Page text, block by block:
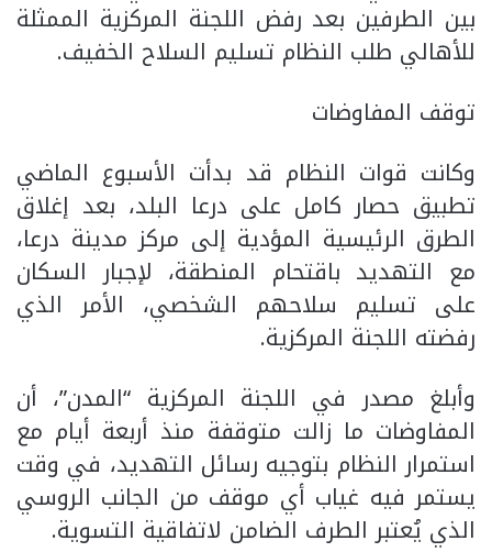
بين الطرفين بعد رفض اللجنة المركزية الممثلة
للأهالي طلب النظام تسليم السلاح الخفيف.
توقف المفاوضات
وكانت قوات النظام قد بدأت الأسبوع الماضي
تطبيق حصار كامل على درعا البلد، بعد إغلاق
الطرق الرئيسية المؤدية إلى مركز مدينة درعا،
مع التهديد باقتحام المنطقة، لإجبار السكان
على تسليم سلاحهم الشخصي، الأمر الذي
رفضته اللجنة المركزية.
وأبلغ مصدر في اللجنة المركزية “المدن”، أن
المفاوضات ما زالت متوقفة منذ أربعة أيام مع
استمرار النظام بتوجيه رسائل التهديد، في وقت
يستمر فيه غياب أي موقف من الجانب الروسي
الذي يُعتبر الطرف الضامن لاتفاقية التسوية.